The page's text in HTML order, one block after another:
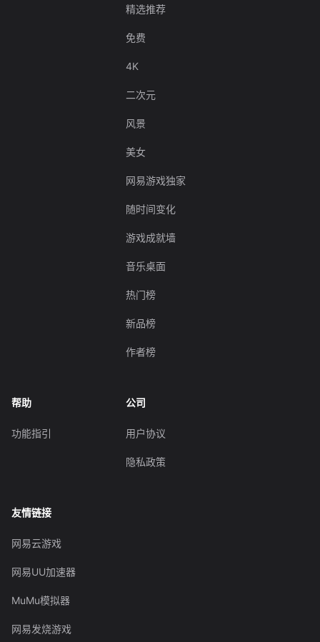
精选推荐
免费
4K
二次元
风景
美女
网易游戏独家
随时间变化
游戏成就墙
音乐桌面
热门榜
新品榜
作者榜
帮助
功能指引
公司
用户协议
隐私政策
友情链接
网易云游戏
网易UU加速器
MuMu模拟器
网易发烧游戏